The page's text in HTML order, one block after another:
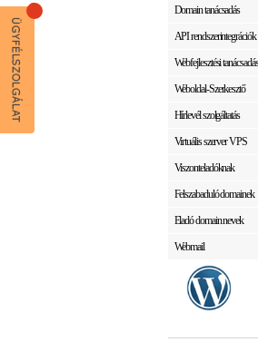
Domain tanácsadás
API rendszerintegrációk
Webfejlesztési tanácsadás
Weboldal-Szerkesztő
Hírlevél szolgáltatás
Virtuális szerver VPS
Viszonteladóknak
Felszabaduló domainek
Eladó domain nevek
Webmail